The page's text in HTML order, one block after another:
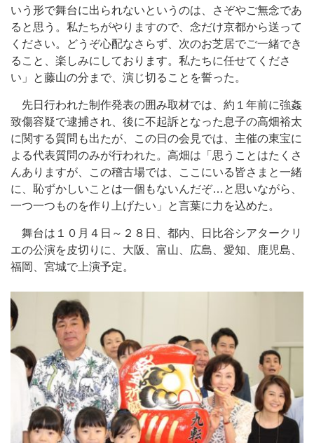
いう形で舞台に出られないというのは、さぞやご無念であ
ると思う。私たちがやりますので、念だけ京都から送って
ください。どうぞ心配なさらず、次のお芝居でご一緒でき
ること、楽しみにしております。私たちに任せてくださ
い」と藤山の分まで、演じ切ることを誓った。
先日行われた制作発表の囲み取材では、約１年前に強姦
致傷容疑で逮捕され、後に不起訴となった息子の高畑裕太
に関する質問も出たが、この日の会見では、主催の東宝に
よる代表質問のみが行われた。高畑は「思うことはたくさ
んありますが、この稽古場では、ここにいる皆さまと一緒
に、恥ずかしいことは一個もないんだぞ…と思いながら、
一つ一つものを作り上げたい」と言葉に力を込めた。
舞台は１０月４日～２８日、都内、日比谷シアタークリ
エの公演を皮切りに、大阪、富山、広島、愛知、鹿児島、
福岡、宮城で上演予定。